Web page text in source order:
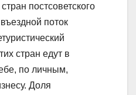
постсоветского
поток
стран едут в
по личным,
Доля